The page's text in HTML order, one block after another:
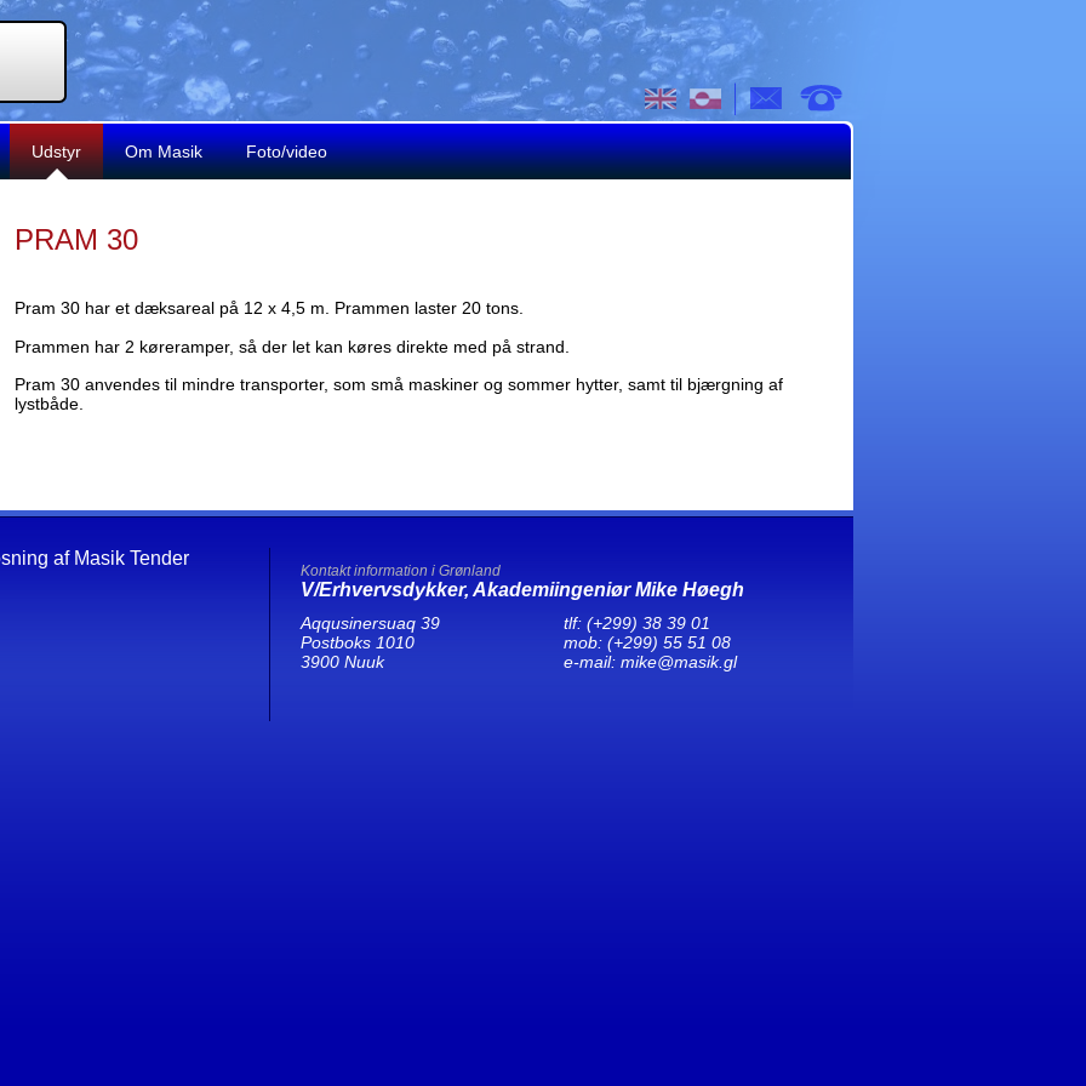
Udstyr
Om Masik Foto/video
PRAM 30
Pram 30 har et dæksareal på 12 x 4,5 m. Prammen laster 20 tons.
Prammen har 2 køreramper, så der let kan køres direkte med på strand.
Pram 30 anvendes til mindre transporter, som små maskiner og sommer hytter, samt til bjærgning af
lystbåde.
af Masik Tender
Kontakt information i Grønland
V/Erhvervsdykker, Akademiingeniør Mike Høegh
Aqqusinersuaq 39
Postboks 1010
3900 Nuuk
tlf: (+299) 38 39 01
mob: (+299) 55 51 08
e-mail: mike@masik.gl